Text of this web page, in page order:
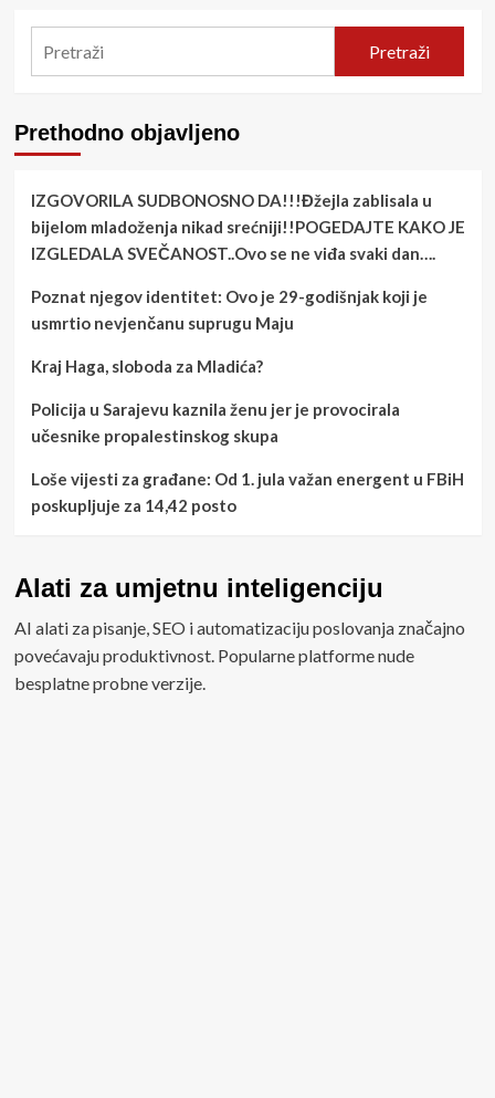
Pretraži
Prethodno objavljeno
IZGOVORILA SUDBONOSNO DA!!!Đžejla zablisala u
bijelom mladoženja nikad srećniji!!POGEDAJTE KAKO JE
IZGLEDALA SVEČANOST..Ovo se ne viđa svaki dan….
Poznat njegov identitet: Ovo je 29-godišnjak koji je
usmrtio nevjenčanu suprugu Maju
Kraj Haga, sloboda za Mladića?
Policija u Sarajevu kaznila ženu jer je provocirala
učesnike propalestinskog skupa
Loše vijesti za građane: Od 1. jula važan energent u FBiH
poskupljuje za 14,42 posto
Alati za umjetnu inteligenciju
AI alati za pisanje, SEO i automatizaciju poslovanja značajno
povećavaju produktivnost. Popularne platforme nude
besplatne probne verzije.